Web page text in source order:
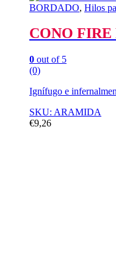
BORDADO, Hilos
CONO
0 out of 5
(0)
Ignífugo e
SKU: ARAMIDA
€9,26